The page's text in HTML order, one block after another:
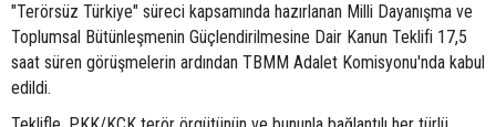
"Terörsüz Türkiye" süreci kapsamında hazırlanan Milli Dayanışma ve
Toplumsal Bütünleşmenin Güçlendirilmesine Dair Kanun Teklifi 17,5
saat süren görüşmelerin ardından TBMM Adalet Komisyonu'nda kabul
edildi.